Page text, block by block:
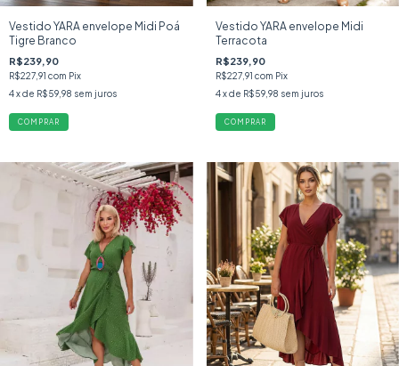
Vestido YARA envelope Midi Poá
Tigre Branco
R$239,90
R$227,91 com Pix
4x de R$59,98 sem juros
COMPRAR
Vestido YARA envelope Midi
Terracota
R$239,90
R$227,91 com Pix
4 x de R$59,98 sem juros
COMPRAR